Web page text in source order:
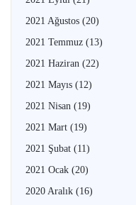
2021 Ağustos (20)
2021 Temmuz (13)
2021 Haziran (22)
2021 Mayıs (12)
2021 Nisan (19)
2021 Mart (19)
2021 Şubat (11)
2021 Ocak (20)
2020 Aralık (16)